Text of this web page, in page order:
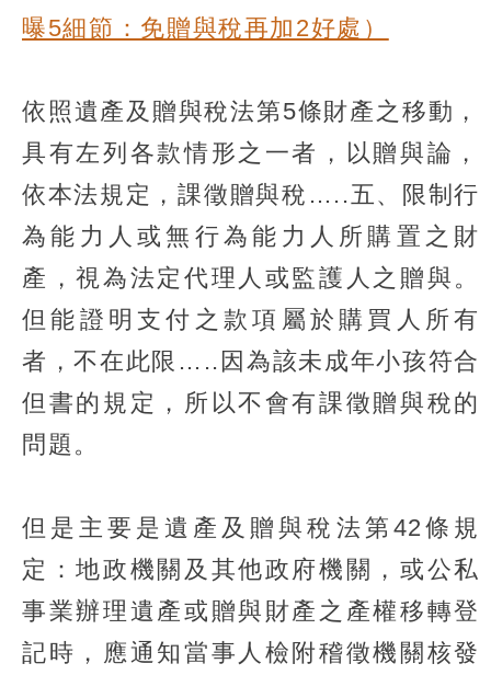
曝5細節：免贈與稅再加2好處）
依照遺產及贈與稅法第5條財產之移動，
具有左列各款情形之一者，以贈與論，
依本法規定，課徵贈與稅…..五、限制行
為能力人或無行為能力人所購置之財
產，視為法定代理人或監護人之贈與。
但能證明支付之款項屬於購買人所有
者，不在此限…..因為該未成年小孩符合
但書的規定，所以不會有課徵贈與稅的
問題。
但是主要是遺產及贈與稅法第42條規
定：地政機關及其他政府機關，或公私
事業辦理遺產或贈與財產之產權移轉登
記時，應通知當事人檢附稽徵機關核發